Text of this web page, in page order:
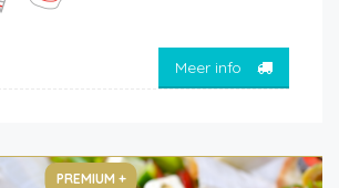
Meer info
PREMIUM +